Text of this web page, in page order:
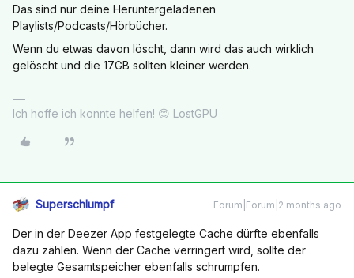
Das sind nur deine Heruntergeladenen
Playlists/Podcasts/Hörbücher.
Wenn du etwas davon löscht, dann wird das auch wirklich
gelöscht und die 17GB sollten kleiner werden.
Ich hoffe ich konnte helfen! 😊 LostGPU
Superschlumpf Forum|Forum|2 months ago
Der in der Deezer App festgelegte Cache dürfte ebenfalls
dazu zählen. Wenn der Cache verringert wird, sollte der
belegte Gesamtspeicher ebenfalls schrumpfen.